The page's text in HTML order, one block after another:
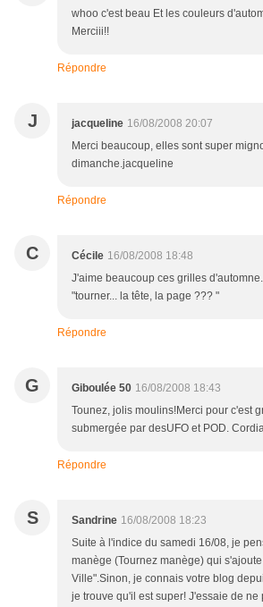
whoo c'est beau Et les couleurs
Merciii!!
Répondre
J jacqueline 16/08/2008 20:07
Merci beaucoup, elles sont super
dimanche.jacqueline
Répondre
C Cécile 16/08/2008 18:48
J'aime beaucoup ces grilles
"tourner... la tête, la page ??? "
Répondre
G Giboulée 50 16/08/2008 18:43
Tounez, jolis moulins!Merci pour c'est
submergée par desUFO et POD.
Répondre
S Sandrine 16/08/2008 18:23
Suite à l'indice du samedi 16/08, je
manège (Tournez manège) qui
Ville".Sinon, je connais votre blog
je trouve qu'il est super! J'essaie de ne